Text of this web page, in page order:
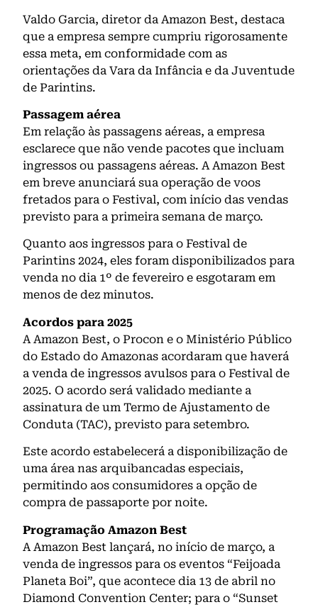
Valdo Garcia, diretor da Amazon Best, destaca
que a empresa sempre cumpriu rigorosamente
essa meta, em conformidade com as
orientações da Vara da Infância e da Juventude
de Parintins.
Passagem aérea
Em relação às passagens aéreas, a empresa
esclarece que não vende pacotes que incluam
ingressos ou passagens aéreas. A Amazon Best
em breve anunciará sua operação de voos
fretados para o Festival, com início das vendas
previsto para a primeira semana de março.
Quanto aos ingressos para o Festival de
Parintins 2024, eles foram disponibilizados para
venda no dia 1º de fevereiro e esgotaram em
menos de dez minutos.
Acordos para 2025
A Amazon Best, o Procon e o Ministério Público
do Estado do Amazonas acordaram que haverá
a venda de ingressos avulsos para o Festival de
2025. O acordo será validado mediante a
assinatura de um Termo de Ajustamento de
Conduta (TAC), previsto para setembro.
Este acordo estabelecerá a disponibilização de
uma área nas arquibancadas especiais,
permitindo aos consumidores a opção de
compra de passaporte por noite.
Programação Amazon Best
A Amazon Best lançará, no início de março, a
venda de ingressos para os eventos “Feijoada
Planeta Boi”, que acontece dia 13 de abril no
Diamond Convention Center; para o “Sunset